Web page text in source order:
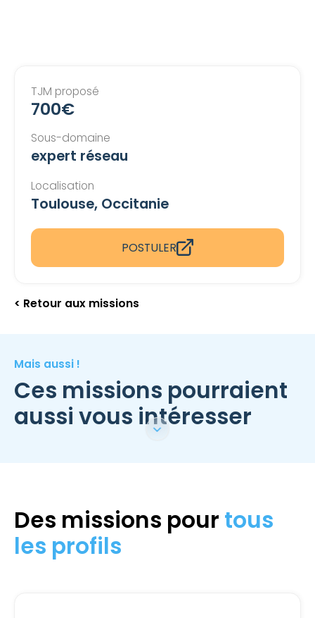
TJM proposé
700€
Sous-domaine
expert réseau
Localisation
Toulouse, Occitanie
POSTULER
< Retour aux missions
Mais aussi !
Ces missions pourraient
aussi vous intéresser
Des missions pour tous
les profils